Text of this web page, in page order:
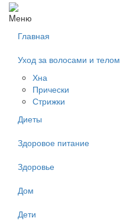
Mеню
Главная
Уход за волосами и телом
Хна
Прически
Стрижки
Диеты
Здоровое питание
Здоровье
Дом
Дети